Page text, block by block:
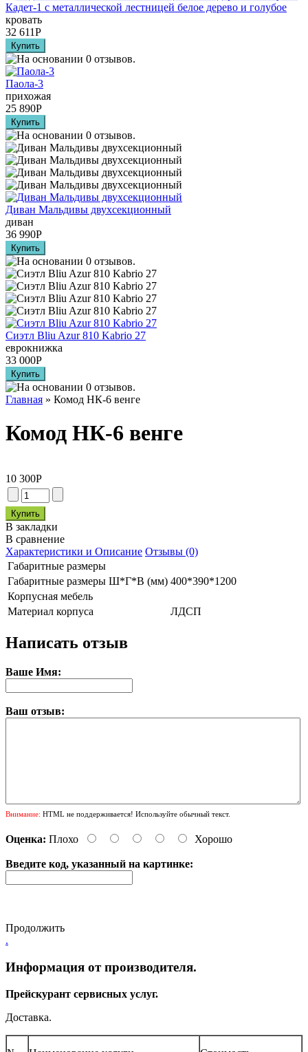
Кадет-1 с металлической лестницей белое дерево и голубое
кровать
32 611Р
Паола-3
прихожая
25 890Р
Диван Мальдивы двухсекционный
диван
36 990Р
Сиэтл Bliu Azur 810 Kabrio 27
еврокнижка
33 000Р
Главная » Комод НК-6 венге
Комод НК-6 венге
10 300Р
В закладки
В сравнение
Характеристики и Описание Отзывы (0)
Габаритные размеры
Габаритные размеры Ш*Г*В (мм) 400*390*1200
Корпусная мебель
Материал корпуса
ЛДСП
Написать отзыв
Ваше Имя:
Ваш отзыв:
Внимание: HTML не поддерживается! Используйте обычный текст.
Оценка: Плохо Хорошо
Введите код, указанный на картинке:
Продолжить
.
Информация от производителя.
Прейскурант сервисных услуг.
Доставка.